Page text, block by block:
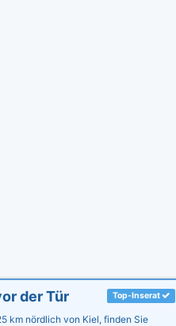
Top-Inserat
der Tür
km nördlich von Kiel, finden Sie